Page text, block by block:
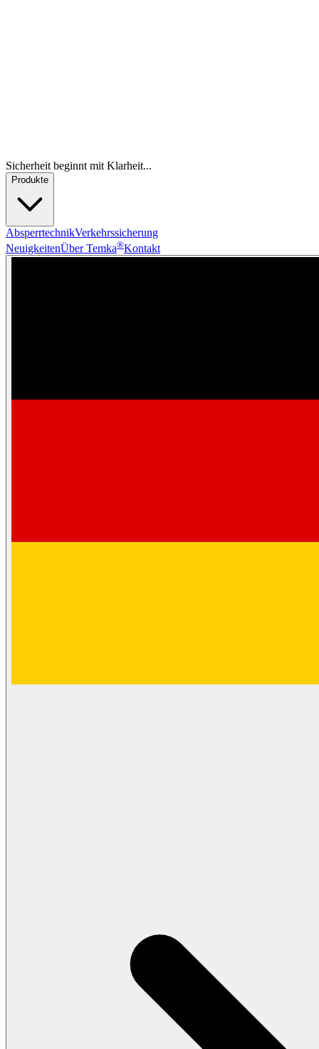
Sicherheit beginnt mit Klarheit...
Produkte
AbsperrtechnikVerkehrssicherung
NeuigkeitenÜber Temka®Kontakt